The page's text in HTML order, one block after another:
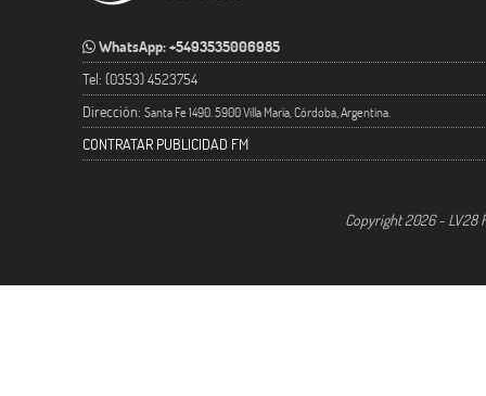
WhatsApp: +5493535006985
Tel: (0353) 4523754
Dirección: Santa Fe 1490. 5900 Villa María, Córdoba, Argentina.
CONTRATAR PUBLICIDAD FM
Copyright 2026 - LV28